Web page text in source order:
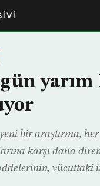
bir araştırma,
karşı daha
vücuttaki